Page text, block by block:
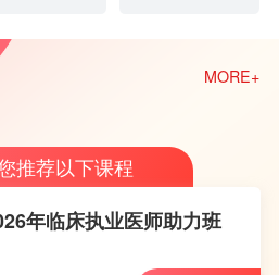
MORE+
推荐以下课程
年临床执业医师助力班